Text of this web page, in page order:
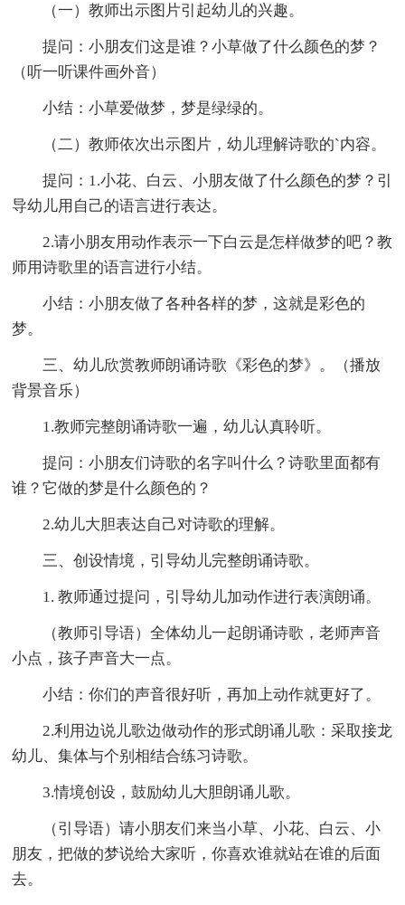
（一）教师出示图片引起幼儿的兴趣。
提问：小朋友们这是谁？小草做了什么颜色的梦？
（听一听课件画外音）
小结：小草爱做梦，梦是绿绿的。
（二）教师依次出示图片，幼儿理解诗歌的`内容。
提问：1.小花、白云、小朋友做了什么颜色的梦？引
导幼儿用自己的语言进行表达。
2.请小朋友用动作表示一下白云是怎样做梦的吧？教
师用诗歌里的语言进行小结。
小结：小朋友做了各种各样的梦，这就是彩色的
梦。
三、幼儿欣赏教师朗诵诗歌《彩色的梦》。（播放
背景音乐）
1.教师完整朗诵诗歌一遍，幼儿认真聆听。
提问：小朋友们诗歌的名字叫什么？诗歌里面都有
谁？它做的梦是什么颜色的？
2.幼儿大胆表达自己对诗歌的理解。
三、创设情境，引导幼儿完整朗诵诗歌。
1. 教师通过提问，引导幼儿加动作进行表演朗诵。
（教师引导语）全体幼儿一起朗诵诗歌，老师声音
小点，孩子声音大一点。
小结：你们的声音很好听，再加上动作就更好了。
2.利用边说儿歌边做动作的形式朗诵儿歌：采取接龙
幼儿、集体与个别相结合练习诗歌。
3.情境创设，鼓励幼儿大胆朗诵儿歌。
（引导语）请小朋友们来当小草、小花、白云、小
朋友，把做的梦说给大家听，你喜欢谁就站在谁的后面
去。